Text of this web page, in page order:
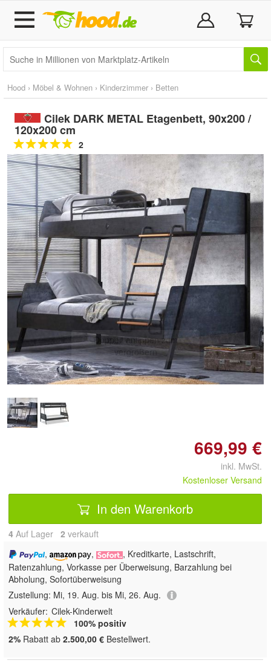
Hood › Möbel & Wohnen › Kinderzimmer › Betten
Cilek DARK METAL Etagenbett, 90x200 /
120x200 cm
2
Doppelt antippen zum
vergrößern
669,99 €
inkl. MwSt.
Kostenloser Versand
In den Warenkorb
4 Auf Lager 2 verkauft
,
,
, Kreditkarte, Lastschrift,
Ratenzahlung, Vorkasse per Überweisung, Barzahlung bei
Abholung, Sofortüberweisung
Zustellung: Mi, 19. Aug. bis Mi, 26. Aug.
Verkäufer: Cilek-Kinderwelt
100% positiv
2% Rabatt ab 2.500,00 € Bestellwert.